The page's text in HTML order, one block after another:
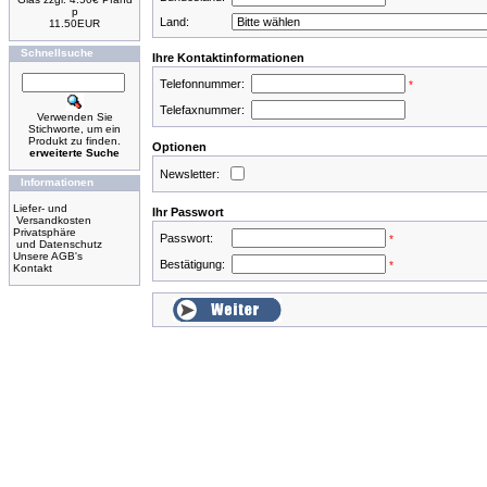
p
11.50EUR
Schnellsuche
Verwenden Sie
Stichworte, um ein
Produkt zu finden.
erweiterte Suche
Informationen
Liefer- und
Versandkosten
Privatsphäre
und Datenschutz
Unsere AGB's
Kontakt
Land:
Ihre Kontaktinformationen
Telefonnummer:
*
Telefaxnummer:
Optionen
Newsletter:
Ihr Passwort
Passwort:
*
Bestätigung: *